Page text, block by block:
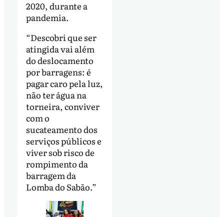
2020, durante a
pandemia.
“Descobri que ser
atingida vai além
do deslocamento
por barragens: é
pagar caro pela luz,
não ter água na
torneira, conviver
com o
sucateamento dos
serviços públicos e
viver sob risco de
rompimento da
barragem da
Lomba do Sabão.”